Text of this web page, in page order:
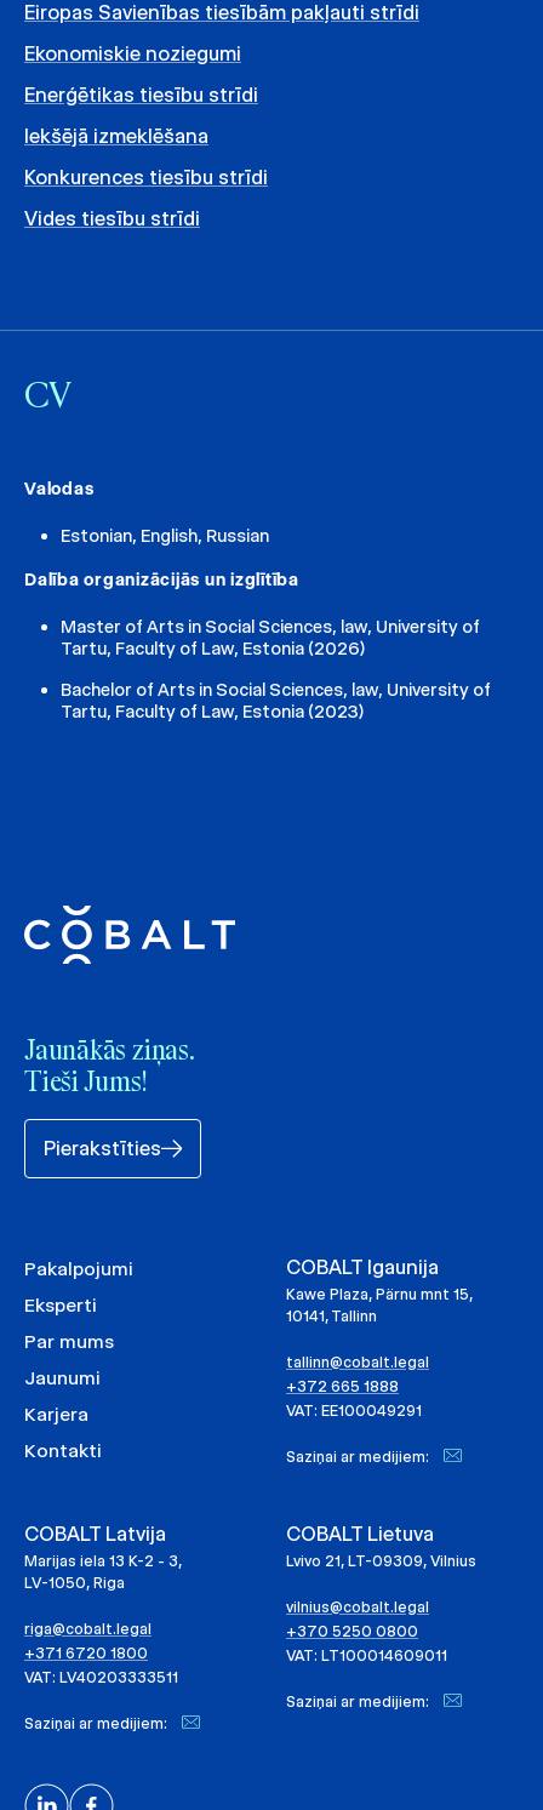
Eiropas Savienības tiesībām pakļauti strīdi
Ekonomiskie noziegumi
Enerģētikas tiesību strīdi
Iekšējā izmeklēšana
Konkurences tiesību strīdi
Vides tiesību strīdi
CV
Valodas
Estonian, English, Russian
Dalība organizācijās un izglītība
Master of Arts in Social Sciences, law, University of
Tartu, Faculty of Law, Estonia (2026)
Bachelor of Arts in Social Sciences, law, University of
Tartu, Faculty of Law, Estonia (2023)
Jaunākās ziņas.
Tieši Jums!
Pierakstīties
Pakalpojumi
Eksperti
Par mums
Jaunumi
Karjera
Kontakti
COBALT Igaunija
Kawe Plaza, Pärnu mnt 15,
10141, Tallinn
tallinn@cobalt.legal
+372 665 1888
VAT: EE100049291
Saziņai ar medijiem:
COBALT Latvija
Marijas iela 13 K-2 - 3,
LV-1050, Riga
riga@cobalt.legal
+371 6720 1800
VAT: LV40203333511
Saziņai ar medijiem:
COBALT Lietuva
Lvivo 21, LT-09309, Vilnius
vilnius@cobalt.legal
+370 5250 0800
VAT: LT100014609011
Saziņai ar medijiem: